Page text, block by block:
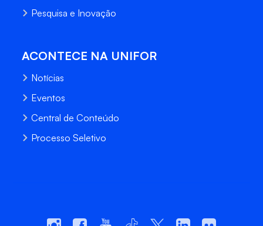
Pesquisa e Inovação
ACONTECE NA UNIFOR
Notícias
Eventos
Central de Conteúdo
Processo Seletivo